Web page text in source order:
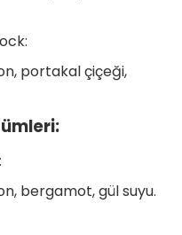
portakal çiçeği,
bergamot, gül suyu.